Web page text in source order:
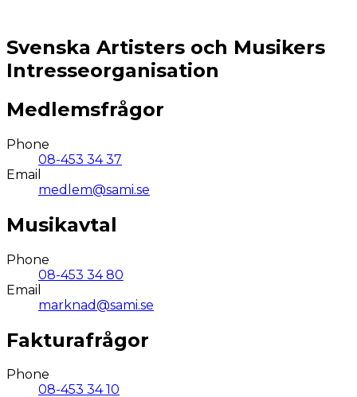
Svenska Artisters och Musikers
Intresseorganisation
Medlemsfrågor
Phone
08-453 34 37
Email
medlem@sami.se
Musikavtal
Phone
08-453 34 80
Email
marknad@sami.se
Fakturafrågor
Phone
08-453 34 10